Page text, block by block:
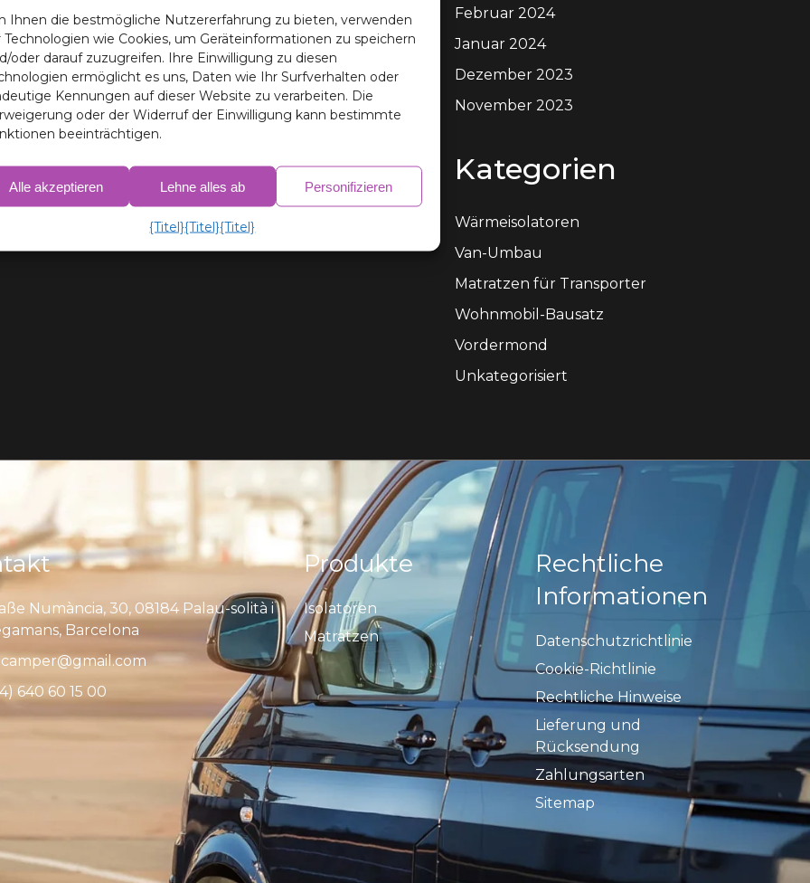
Ihnen die bestmögliche Nutzererfahrung zu bieten, verwenden
Technologien wie Cookies, um Geräteinformationen zu speichern
oder darauf zuzugreifen. Ihre Einwilligung zu diesen
ermöglicht es uns, Daten wie Ihr Surfverhalten oder
Kennungen auf dieser Website zu verarbeiten. Die
oder der Widerruf der Einwilligung kann bestimmte
beeinträchtigen.
Alle akzeptieren Lehne alles ab Personifizieren
{Titel}{Titel}{Titel}
Februar 2024
Januar 2024
Dezember 2023
November 2023
Kategorien
Wärmeisolatoren
Van-Umbau
Matratzen für Transporter
Wohnmobil-Bausatz
Vordermond
Unkategorisiert
Numància, 30, 08184 Palau-solità i
Barcelona
640 60 15 00
Produkte
Isolatoren
Matratzen
Rechtliche
Informationen
Datenschutzrichtlinie
Cookie-Richtlinie
Rechtliche Hinweise
Lieferung und
Rücksendung
Zahlungsarten
Sitemap